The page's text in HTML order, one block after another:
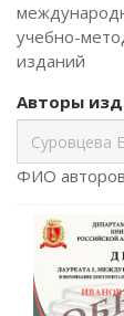
учебно-
изданий
Авторы
ФИО